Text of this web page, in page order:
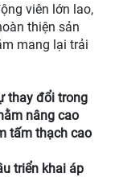
viên lớn lao,
thiện sản
mang lại trải
thay đổi trong
nâng cao
tấm thạch cao
triển khai áp